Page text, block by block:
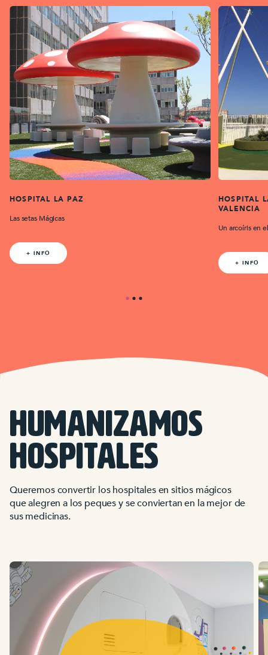
HOSPITAL LA PAZ
Las setas Mágicas
+ INFO
HOSPITAL
VALENCIA
Un arcoíris en
+ INFO
HUMANIZAMOS
HOSPITALES
Queremos convertir los hospitales en sitios mágicos
que alegren a los peques y se conviertan en la mejor de
sus medicinas.